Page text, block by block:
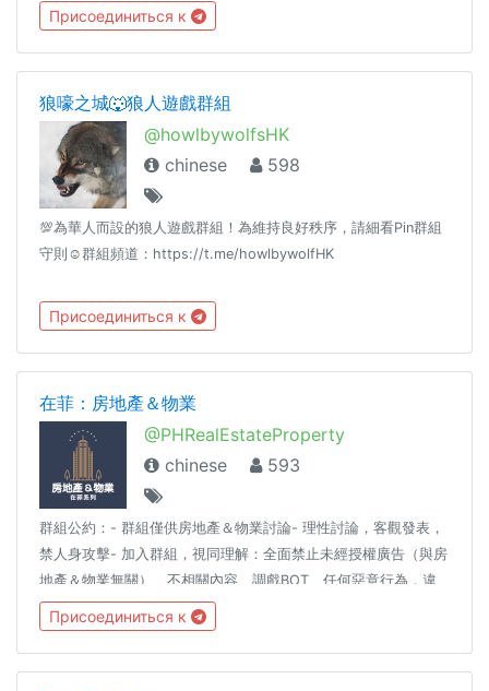
Присоединиться к
狼嚎之城🐺狼人遊戲群組
@howlbywolfsHK
chinese
598
💯為華人而設的狼人遊戲群組！為維持良好秩序，請細看Pin群組
守則☺️群組頻道：https://t.me/howlbywolfHK
Присоединиться к
在菲：房地產＆物業
@PHRealEstateProperty
chinese
593
群組公約：- 群組僅供房地產＆物業討論- 理性討論，客觀發表，
禁人身攻擊- 加入群組，視同理解：全面禁止未經授權廣告（與房
地產＆物業無關）、不相關內容、調戲BOT、任何惡意行為，違
者刪禁踢同場推薦：★ 在菲：群組指引 @PHGuide
Присоединиться к